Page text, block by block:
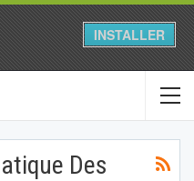
INSTALLER
Des